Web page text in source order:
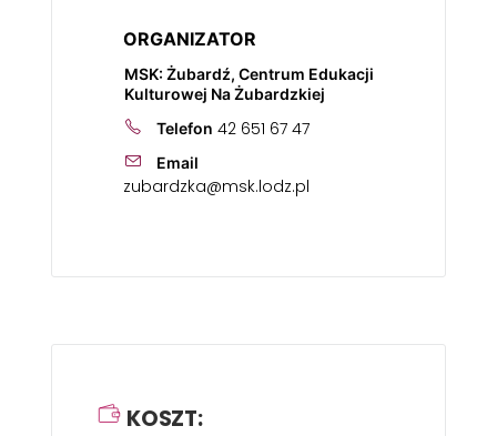
ORGANIZATOR
MSK: Żubardź, Centrum Edukacji
Kulturowej Na Żubardzkiej
Telefon 42 651 67 47
Email
zubardzka@msk.lodz.pl
KOSZT: